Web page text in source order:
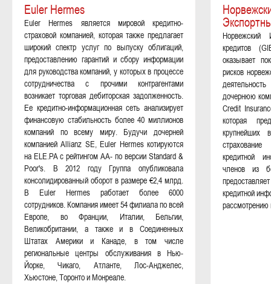
Euler Hermes
Euler Hermes является мировой кредитно-
страховой компанией, которая также предлагает
широкий спектр услуг по выпуску облигаций,
предоставлению гарантий и сбору информации
для руководства компаний, у которых в процессе
сотрудничества с прочими контрагентами
возникает торговая дебиторская задолженность.
Ее кредитно-информационная сеть анализирует
финансовую стабильность более 40 миллионов
компаний по всему миру. Будучи дочерней
компанией Allianz SE, Euler Hermes котируются
на ELE.PA с рейтингом АА- по версии Standard &
Poor's. В 2012 году Группа опубликовала
консолидированный оборот в размере €2,4 млрд.
В Euler Hermes работает более 6000
сотрудников. Компания имеет 54 филиала по всей
Европе, во Франции, Италии, Бельгии,
Великобритании, а также и в Соединенных
Штатах Америки и ​​Канаде, в том числе
региональные центры обслуживания в Нью-
Йорке, Чикаго, Атланте, Лос-Анджелес,
Хьюстоне, Торонто и Монреале.
Норвежский
кредитов
оказывает
рисков
дочернюю
Credit
которая
крупнейших
кредитной
членов из
кредитной
рассмотрению